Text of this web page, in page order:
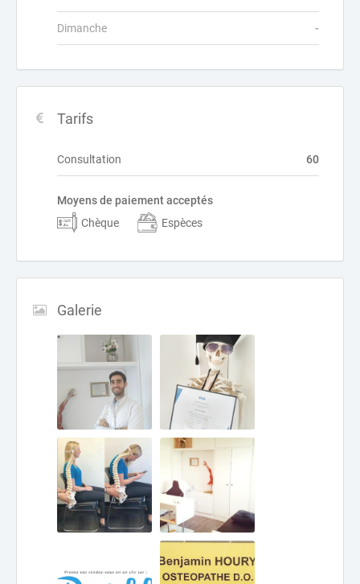
Dimanche -
Tarifs
Consultation 60
Moyens de paiement acceptés
Chèque
Espèces
Galerie